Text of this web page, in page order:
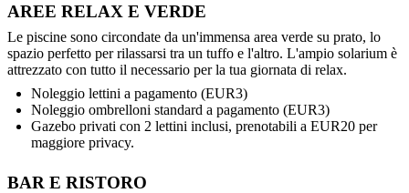
AREE RELAX E VERDE
Le piscine sono circondate da un'immensa area verde su prato, lo
spazio perfetto per rilassarsi tra un tuffo e l'altro. L'ampio solarium è
attrezzato con tutto il necessario per la tua giornata di relax.
Noleggio lettini a pagamento (EUR3)
Noleggio ombrelloni standard a pagamento (EUR3)
Gazebo privati con 2 lettini inclusi, prenotabili a EUR20 per
maggiore privacy.
BAR E RISTORO